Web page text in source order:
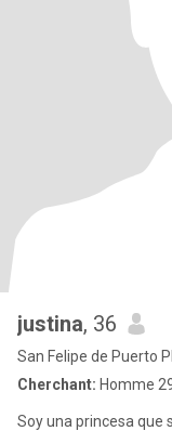
justina, 36
San Felipe de Puerto
Cherchant: Homme
Soy una princesa que se dedica a lograr